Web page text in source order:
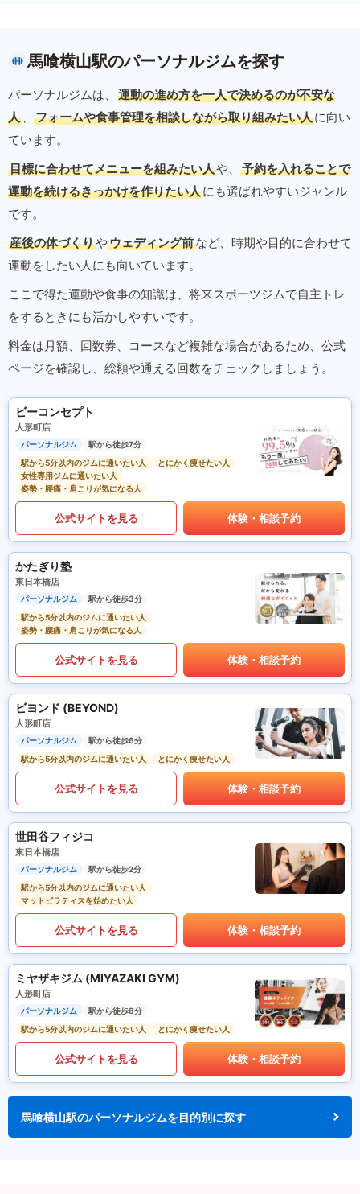
馬喰横山駅のパーソナルジムを探す
パーソナルジムは、
運動の進め方を一人で決めるのが不安な
人 、 フォームや食事管理を相談しながら取り組みたい人に向い
ています。
目標に合わせてメニューを組みたい人や、
予約を入れることで
運動を続けるきっかけを作りたい人にも選ばれやすいジャンル
です。
産後の体づくりやウェディング前など、時期や目的に合わせて
運動をしたい人にも向いています。
ここで得た運動や食事の知識は、将来スポーツジムで自主トレ
をするときにも活かしやすいです。
料金は月額、回数券、コースなど複雑な場合があるため、公式
ページを確認し、総額や通える回数をチェックしましょう。
ビーコンセプト
人形町店
パーソナルジム
駅から徒歩7分
駅から5分以内のジムに通いたい人
とにかく痩せたい人
女性専用ジムに通いたい人
姿勢・腰痛・肩こりが気になる人
公式サイトを見る 体験・相談予約
かたぎり塾
東日本橋店
パーソナルジム
駅から徒歩3分
駅から5分以内のジムに通いたい人
姿勢・腰痛・肩こりが気になる人
公式サイトを見る 体験・相談予約
ビヨンド (BEYOND)
人形町店
パーソナルジム
駅から徒歩6分
駅から5分以内のジムに通いたい人
とにかく痩せたい人
公式サイトを見る 体験・相談予約
世田谷フィジコ
東日本橋店
パーソナルジム
駅から徒歩2分
駅から5分以内のジムに通いたい人
マットピラティスを始めたい人
公式サイトを見る 体験・相談予約
ミヤザキジム (MIYAZAKI GYM)
人形町店
パーソナルジム
駅から徒歩8分
駅から5分以内のジムに通いたい人
とにかく痩せたい人
公式サイトを見る 体験・相談予約
馬喰横山駅のパーソナルジムを目的別に探す